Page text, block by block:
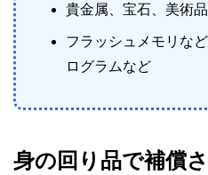
貴金属、宝石、美術
フラッシュメモリな
ログラムなど
身の回り品で補償